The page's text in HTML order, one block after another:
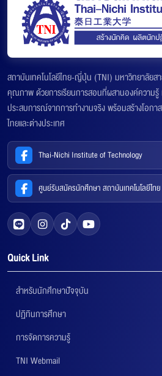
สถาบันเทคโนโลยีไทย-ญี่ปุ่น (TNI) มหาวิทยาลัย
คุณภาพ ด้วยการเรียนการสอนที่ผสานองค์ความรู้
ประสบการณ์จากการทำงานจริง พร้อมสร้างโอกา
ไทยและต่างประเทศ
Thai-Nichi Institute of Technology
ศูนย์รับสมัครนักศึกษา สถาบันเทคโนโลยีไท
Quick Link
สำหรับนักศึกษาปัจจุบัน
ปฏิทินการศึกษา
การจัดการความรู้
TNI Webmail